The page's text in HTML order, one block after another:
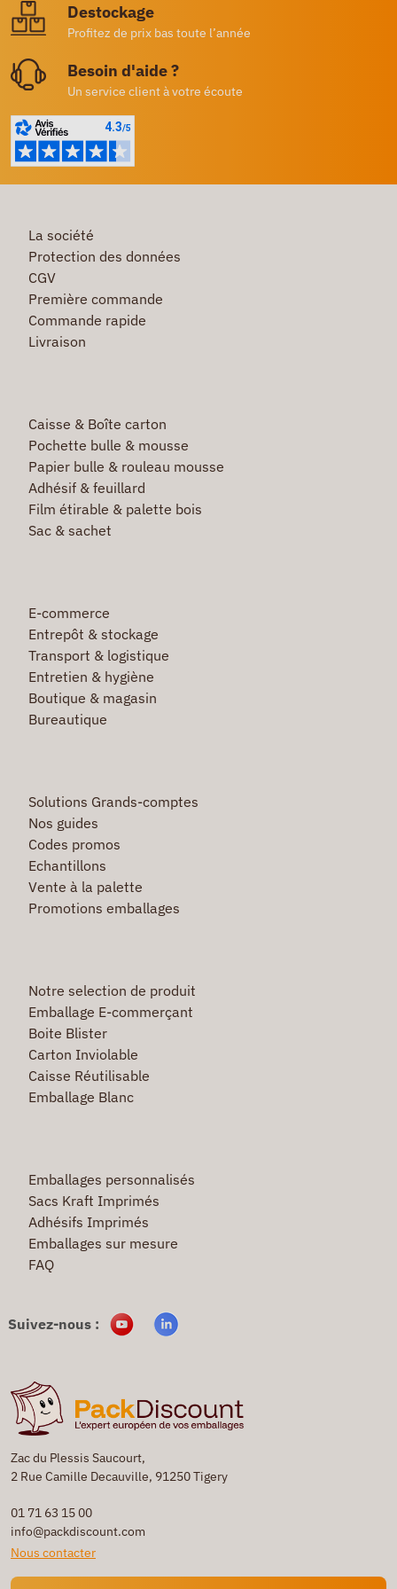
Destockage
Profitez de prix bas toute l’année
Besoin d'aide ?
Un service client à votre écoute
Zac du Plessis Saucourt,
2 Rue Camille Decauville, 91250 Tigery
01 71 63 15 00
info@packdiscount.com
Nous contacter
La société
Protection des données
CGV
Première commande
Commande rapide
Livraison
Caisse & Boîte carton
Pochette bulle & mousse
Papier bulle & rouleau mousse
Adhésif & feuillard
Film étirable & palette bois
Sac & sachet
E-commerce
Entrepôt & stockage
Transport & logistique
Entretien & hygiène
Boutique & magasin
Bureautique
Solutions Grands-comptes
Nos guides
Codes promos
Echantillons
Vente à la palette
Promotions emballages
Notre selection de produit
Emballage E-commerçant
Boite Blister
Carton Inviolable
Caisse Réutilisable
Emballage Blanc
Emballages personnalisés
Sacs Kraft Imprimés
Adhésifs Imprimés
Emballages sur mesure
FAQ
Suivez-nous :